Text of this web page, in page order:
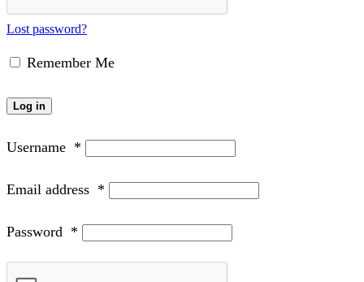
Lost password?
Remember Me
Log in
Username *
Email address *
Password *